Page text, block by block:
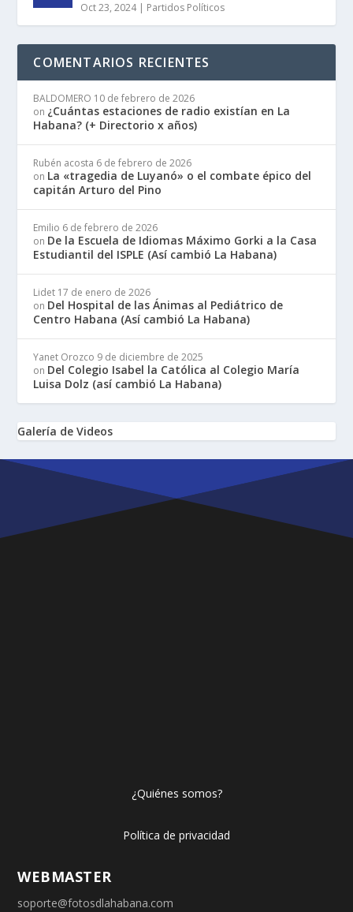
Oct 23, 2024| Partidos Políticos
COMENTARIOS RECIENTES
BALDOMERO 10 de febrero de 2026
on ¿Cuántas estaciones de radio existían en La
Habana? (+ Directorio x años)
Rubén acosta 6 de febrero de 2026
on La «tragedia de Luyanó» o el combate épico del
capitán Arturo del Pino
Emilio 6 de febrero de 2026
on De la Escuela de Idiomas Máximo Gorki a la Casa
Estudiantil del ISPLE (Así cambió La Habana)
Lidet 17 de enero de 2026
on Del Hospital de las Ánimas al Pediátrico de
Centro Habana (Así cambió La Habana)
Yanet Orozco 9 de diciembre de 2025
on Del Colegio Isabel la Católica al Colegio María
Luisa Dolz (así cambió La Habana)
Galería de Videos
¿Quiénes somos?
Política de privacidad
WEBMASTER
soporte@fotosdlahabana.com